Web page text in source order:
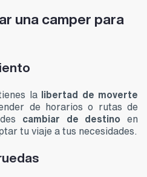
una camper para
la libertad de moverte
de horarios o rutas de
cambiar de destino en
tu viaje a tus necesidades.